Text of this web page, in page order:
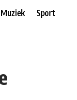
Muziek Sport